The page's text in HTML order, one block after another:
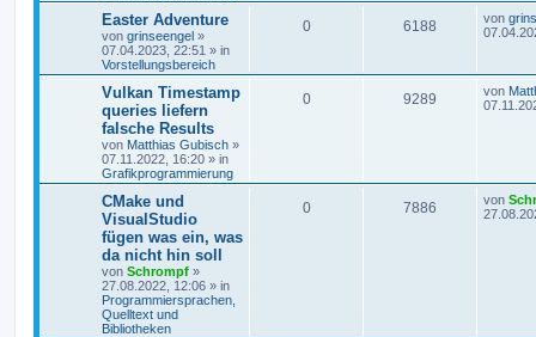
Easter Adventure
von grinseengel »
07.04.2023, 22:51 » in
Vorstellungsbereich
0 6188 von
Vulkan Timestamp
queries liefern
falsche Results
von Matthias Gubisch »
07.11.2022, 16:20 » in
Grafikprogrammierung
0 9289 von
CMake und
VisualStudio
fügen was ein, was
da nicht hin soll
von Schrompf »
27.08.2022, 12:06 » in
Programmiersprachen,
Quelltext und
Bibliotheken
0 7886 von